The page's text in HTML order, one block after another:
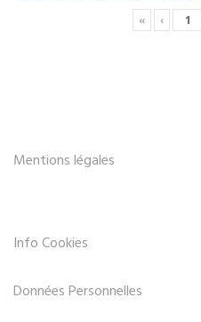
« ‹
Mentions légales
Info Cookies
Données Personnelles